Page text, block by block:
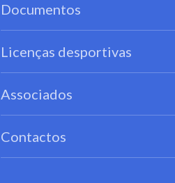
Documentos
Licenças desportivas
Associados
Contactos